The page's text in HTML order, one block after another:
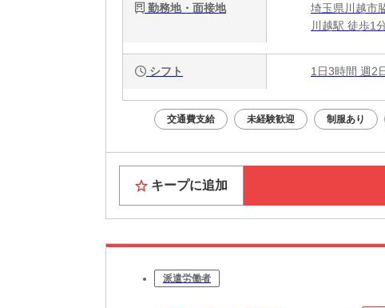
勤務地・面接地
埼玉県川越市
川越駅 徒歩1
シフト 1日3時間 週2
交通費支給 未経験歓迎 制服あり
キープに追加
派遣労働者